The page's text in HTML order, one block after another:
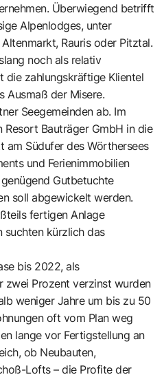
Überwiegend betrifft
Alpenlodges, unter
Rauris oder Pitztal.
noch als relativ
die zahlungskräftige Klientel
Ausmaß der Misere.
Seegemeinden ab. Im
Bauträger GmbH in die
am Südufer des Wörthersees
und Ferienimmobilien
Gutbetuchte
soll abgewickelt werden.
fertigen Anlage
suchten kürzlich das
bis 2022, als
zwei Prozent verzinst wurden
weniger Jahre um bis zu 50
oft vom Plan weg
lange vor Fertigstellung an
ob Neubauten,
Lofts – die Profite der